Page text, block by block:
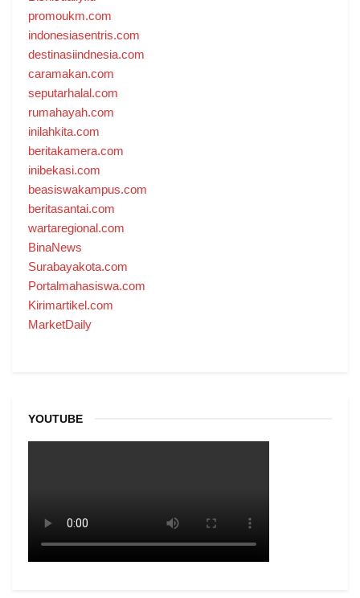
promoukm.com
indonesiasentris.com
destinasiindnesia.com
caramakan.com
seputarhalal.com
rumahayah.com
inilahkita.com
beritakamera.com
inibekasi.com
beasiswakampus.com
beritasantai.com
wartaregional.com
BinaNews
Surabayakota.com
Portalmahasiswa.com
Kirimartikel.com
MarketDaily
YOUTUBE